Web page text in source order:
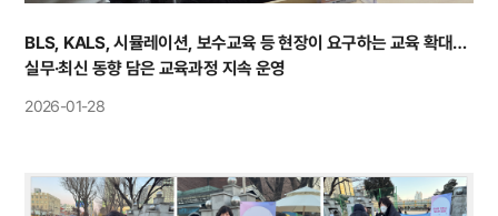
BLS, KALS, 시뮬레이션, 보수교육 등 현장이 요구하는 교육 확대…
실무·최신 동향 담은 교육과정 지속 운영
2026-01-28